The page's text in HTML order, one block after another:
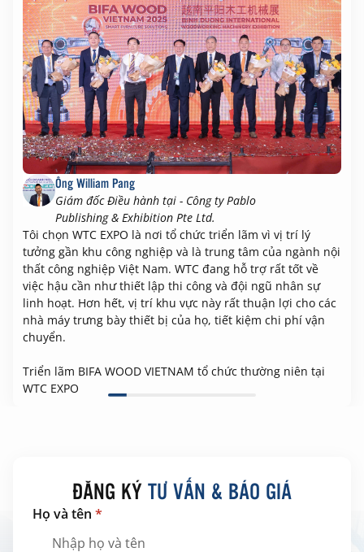
Ông William Pang
Giám đốc Điều hành tại - Công ty Pablo
Publishing & Exhibition Pte Ltd.
Tôi chọn WTC EXPO là nơi tổ chức triển lãm vì vị trí lý
tưởng gần khu công nghiệp và là trung tâm của ngành nội
thất công nghiệp Việt Nam. WTC đang hỗ trợ rất tốt về
việc hậu cần như thiết lập thi công và đội ngũ nhân sự
linh hoạt. Hơn hết, vị trí khu vực này rất thuận lợi cho các
nhà máy trưng bày thiết bị của họ, tiết kiệm chi phí vận
chuyển.
Triển lãm BIFA WOOD VIETNAM tổ chức thường niên tại
WTC EXPO
ĐĂNG KÝ TƯ VẤN & BÁO GIÁ
Họ và tên *